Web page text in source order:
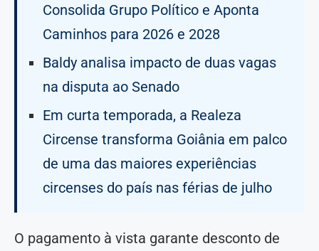
Consolida Grupo Político e Aponta
Caminhos para 2026 e 2028
Baldy analisa impacto de duas vagas
na disputa ao Senado
Em curta temporada, a Realeza
Circense transforma Goiânia em palco
de uma das maiores experiências
circenses do país nas férias de julho
O pagamento à vista garante desconto de